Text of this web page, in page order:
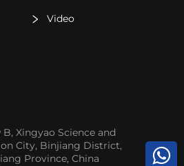
Video
Xingyao Science and
City, Binjiang District,
Province, China